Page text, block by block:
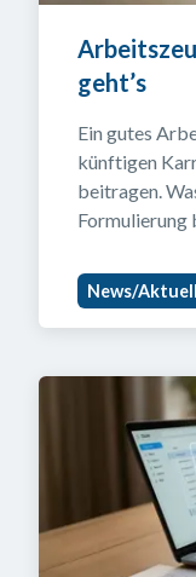
geht’s
Ein gutes
künftigen
beitragen.
Formulierung
News/